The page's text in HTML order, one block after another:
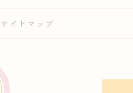
サイトマップ